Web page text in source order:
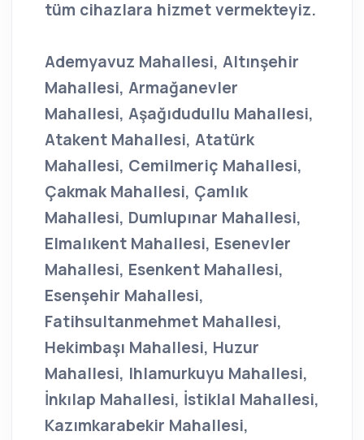
tüm cihazlara hizmet vermekteyiz.
Ademyavuz Mahallesi, Altınşehir
Mahallesi, Armağanevler
Mahallesi, Aşağıdudullu Mahallesi,
Atakent Mahallesi, Atatürk
Mahallesi, Cemilmeriç Mahallesi,
Çakmak Mahallesi, Çamlık
Mahallesi, Dumlupınar Mahallesi,
Elmalıkent Mahallesi, Esenevler
Mahallesi, Esenkent Mahallesi,
Esenşehir Mahallesi,
Fatihsultanmehmet Mahallesi,
Hekimbaşı Mahallesi, Huzur
Mahallesi, Ihlamurkuyu Mahallesi,
İnkılap Mahallesi, İstiklal Mahallesi,
Kazımkarabekir Mahallesi,